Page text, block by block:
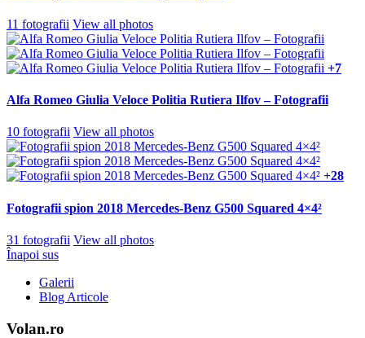
11 fotografii View all photos
+7
Alfa Romeo Giulia Veloce Politia Rutiera Ilfov – Fotografii
10 fotografii View all photos
+28
Fotografii spion 2018 Mercedes-Benz G500 Squared 4×4²
31 fotografii View all photos
Înapoi sus
Galerii
Blog Articole
Volan.ro